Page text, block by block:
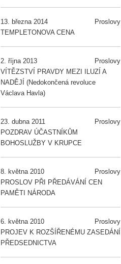
13. března 2014
Proslovy
TEMPLETONOVA CENA
2. října 2013
Proslovy
VÍTĚZSTVÍ PRAVDY MEZI ILUZÍ A
NADĚJÍ (Nedokončená revoluce
Václava Havla)
23. dubna 2011
Proslovy
POZDRAV ÚČASTNÍKŮM
BOHOSLUŽBY V KRUPCE
8. května 2010
Proslovy
PROSLOV PŘI PŘEDÁVÁNÍ CEN
PAMĚTI NÁRODA
6. května 2010
Proslovy
PROJEV K ROZŠÍŘENÉMU ZASEDÁNÍ
PŘEDSEDNICTVA